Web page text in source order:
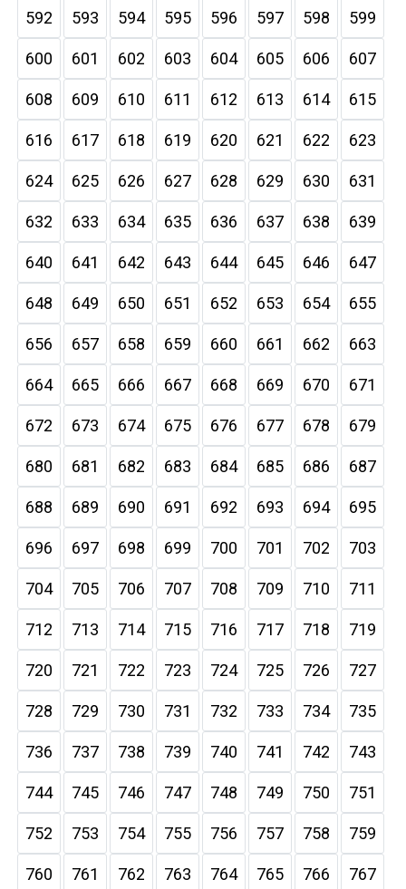
592 593 594 595 596 597 598 599
600 601 602 603 604 605 606 607
608 609 610 611 612 613 614 615
616 617 618 619 620 621 622 623
624 625 626 627 628 629 630 631
632 633 634 635 636 637 638 639
640 641 642 643 644 645 646 647
648 649 650 651 652 653 654 655
656 657 658 659 660 661 662 663
664 665 666 667 668 669 670 671
672 673 674 675 676 677 678 679
680 681 682 683 684 685 686 687
688 689 690 691 692 693 694 695
696 697 698 699 700 701 702 703
704 705 706 707 708 709 710 711
712 713 714 715 716 717 718 719
720 721 722 723 724 725 726 727
728 729 730 731 732 733 734 735
736 737 738 739 740 741 742 743
744 745 746 747 748 749 750 751
752 753 754 755 756 757 758 759
760 761 762 763 764 765 766 767